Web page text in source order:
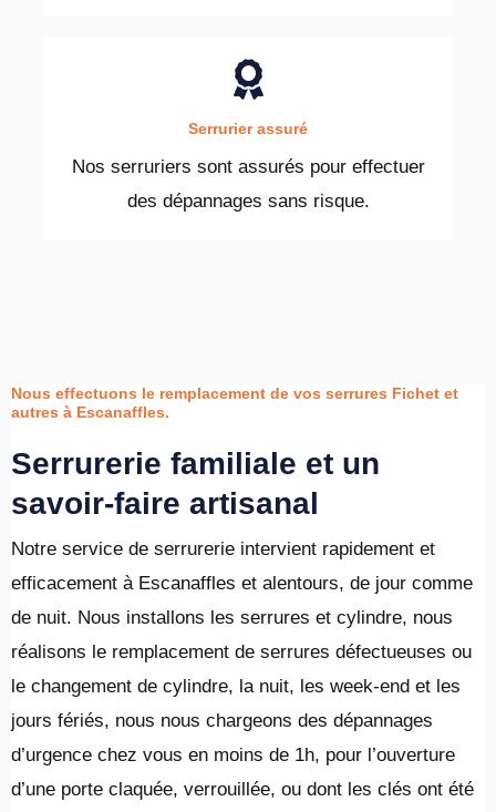
Serrurier assuré
Nos serruriers sont assurés pour effectuer
des dépannages sans risque.
Nous effectuons le remplacement de vos serrures Fichet et
autres à Escanaffles.
Serrurerie familiale et un
savoir-faire artisanal
Notre service de serrurerie intervient rapidement et
efficacement à Escanaffles et alentours, de jour comme
de nuit. Nous installons les serrures et cylindre, nous
réalisons le remplacement de serrures défectueuses ou
le changement de cylindre, la nuit, les week-end et les
jours fériés, nous nous chargeons des dépannages
d’urgence chez vous en moins de 1h, pour l’ouverture
d’une porte claquée, verrouillée, ou dont les clés ont été